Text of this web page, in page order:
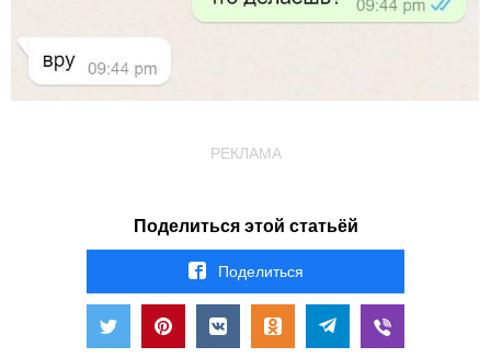
РЕКЛАМА
Поделиться этой статьёй
Поделиться